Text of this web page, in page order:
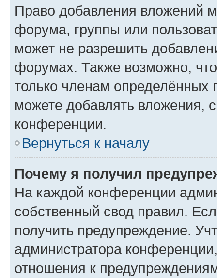
Право добавления вложений
форума, группы или
может не разрешить
форумах. Также возможно,
только членам определённых
можете добавлять вложения,
конференции.
Вернуться к началу
Почему я получил
На каждой конференции
собственный свод правил.
получить предупреждение.
администратора
отношения к